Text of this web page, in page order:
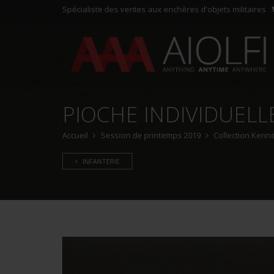
Spécialiste des ventes aux enchères d'objets militaires
PIOCHE
Accueil Session de printemps 2019 Collection
INFANTERIE